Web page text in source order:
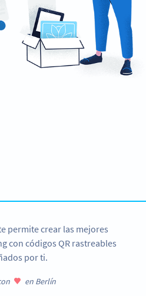
permite crear las mejores
con códigos QR rastreables
por ti.
en Berlín